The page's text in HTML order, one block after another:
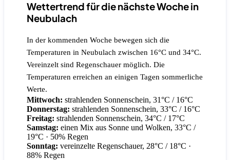
Wettertrend für die nächste Woche in
Neubulach
In der kommenden Woche bewegen sich die
Temperaturen in Neubulach zwischen 16°C und 34°C.
Vereinzelt sind Regenschauer möglich. Die
Temperaturen erreichen an einigen Tagen sommerliche
Werte.
Mittwoch: strahlenden Sonnenschein, 31°C / 16°C
Donnerstag: strahlenden Sonnenschein, 33°C / 16°C
Freitag: strahlenden Sonnenschein, 34°C / 17°C
Samstag: einen Mix aus Sonne und Wolken, 33°C /
19°C · 50% Regen
Sonntag: vereinzelte Regenschauer, 28°C / 18°C ·
88% Regen